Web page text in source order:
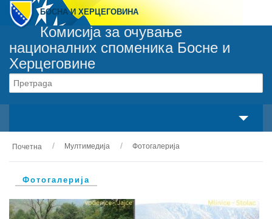
БОСНА И ХЕРЦЕГОВИНА
Комисија за очување
националних споменика Босне и
Херцеговине
О нама
Законски оквир
Активности
Почетна Мултимедија Фотогалерија
Фотогалерија